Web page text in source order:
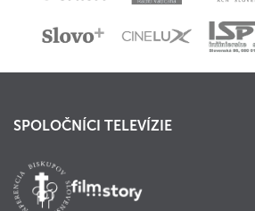
SPOLOČNÍCI TELEVÍZIE